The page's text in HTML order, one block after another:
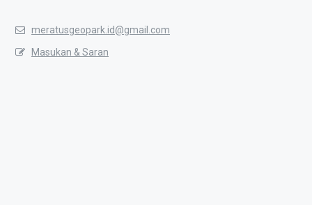
meratusgeopark.id@gmail.com
Masukan & Saran